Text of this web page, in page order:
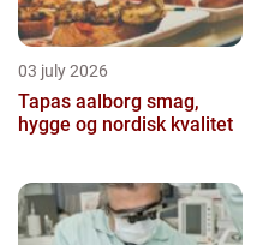
03 july 2026
Tapas aalborg smag,
hygge og nordisk kvalitet